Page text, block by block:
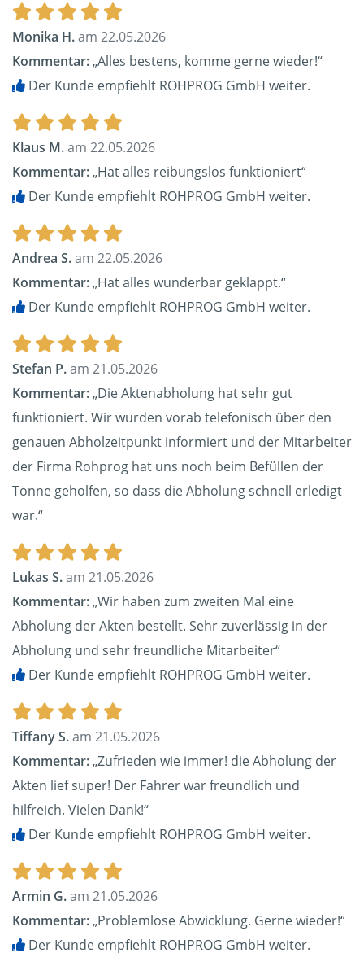
Monika H.am 22.05.2026
Kommentar:„Alles bestens, komme gerne wieder!“
Der Kunde empfiehlt ROHPROG GmbH weiter.
Klaus M.am 22.05.2026
Kommentar:„Hat alles reibungslos funktioniert“
Der Kunde empfiehlt ROHPROG GmbH weiter.
Andrea S.am 22.05.2026
Kommentar:„Hat alles wunderbar geklappt.“
Der Kunde empfiehlt ROHPROG GmbH weiter.
Stefan P.am 21.05.2026
Kommentar:„Die Aktenabholung hat sehr gut
funktioniert. Wir wurden vorab telefonisch über den
genauen Abholzeitpunkt informiert und der Mitarbeiter
der Firma Rohprog hat uns noch beim Befüllen der
Tonne geholfen, so dass die Abholung schnell erledigt
war.“
Lukas S.am 21.05.2026
Kommentar:„Wir haben zum zweiten Mal eine
Abholung der Akten bestellt. Sehr zuverlässig in der
Abholung und sehr freundliche Mitarbeiter“
Der Kunde empfiehlt ROHPROG GmbH weiter.
Tiffany S.am 21.05.2026
Kommentar:„Zufrieden wie immer! die Abholung der
Akten lief super! Der Fahrer war freundlich und
hilfreich. Vielen Dank!“
Der Kunde empfiehlt ROHPROG GmbH weiter.
Armin G.am 21.05.2026
Kommentar:„Problemlose Abwicklung. Gerne wieder!“
Der Kunde empfiehlt ROHPROG GmbH weiter.